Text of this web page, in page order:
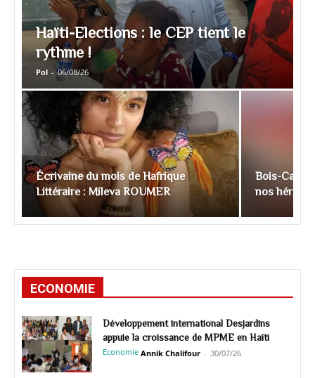
Haïti-Elections : le CEP tient le
rythme !
Pol - 06/08/26
Écrivaine du mois de Hafrique
Littéraire : Mileva ROUMER
Bois-
nos héros
ECONOMIE
Développement international Desjardins
appuie la croissance de MPME en Haïti
Economie Annik Chalifour - 30/07/26